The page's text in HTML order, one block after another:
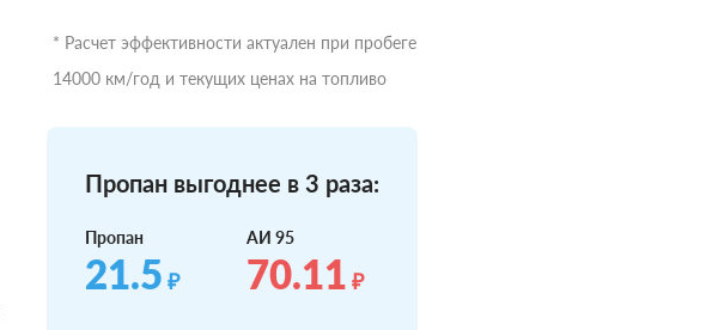
* Расчет эффективности актуален при пробеге
14000 км/год и текущих ценах на топливо
Пропан выгоднее в 3 раза:
Пропан
21.5 ₽
АИ 95
70.11 ₽